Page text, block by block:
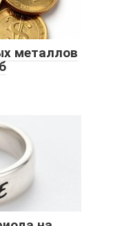
металлов